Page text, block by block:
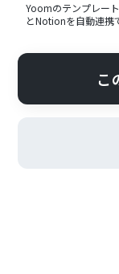
Yoomのテンプレー
とNotionを自動連携
こ